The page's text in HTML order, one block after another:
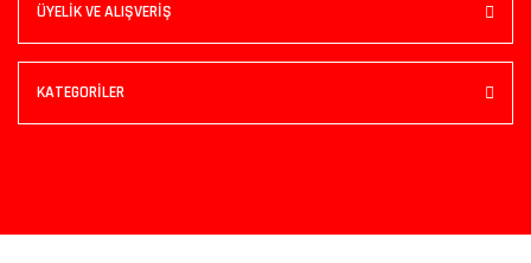
ÜYELİK VE ALIŞVERİŞ
KATEGORİLER